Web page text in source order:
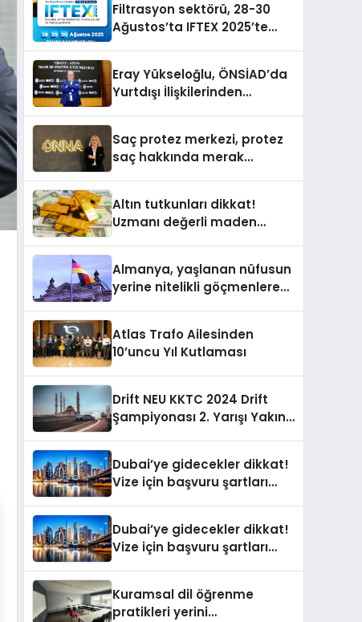
Filtrasyon sektörü, 28-30
Ağustos’ta IFTEX 2025’te
Eray Yükseloğlu, ÖNSİAD’da
Yurtdışı İlişkilerinden
Saç protez merkezi, protez
saç hakkında merak
Altın tutkunları dikkat!
Uzmanı değerli maden
Almanya, yaşlanan nüfusun
yerine nitelikli göçmenlere
Atlas Trafo Ailesinden
10’uncu Yıl Kutlaması
Drift NEU KKTC 2024 Drift
Şampiyonası 2. Yarışı Yakın
Dubai’ye gidecekler dikkat!
Vize için başvuru şartları
Dubai’ye gidecekler dikkat!
Vize için başvuru şartları
Kuramsal dil öğrenme
pratikleri yerini